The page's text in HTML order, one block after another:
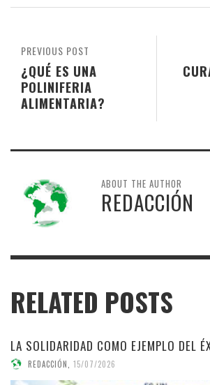
PREVIOUS POST
¿QUÉ ES UNA
POLINIFERIA
ALIMENTARIA?
ABOUT THE AUTHOR
REDACCIÓN
RELATED POSTS
LA SOLIDARIDAD COMO EJEMPLO DEL
REDACCIÓN 15/07/2026